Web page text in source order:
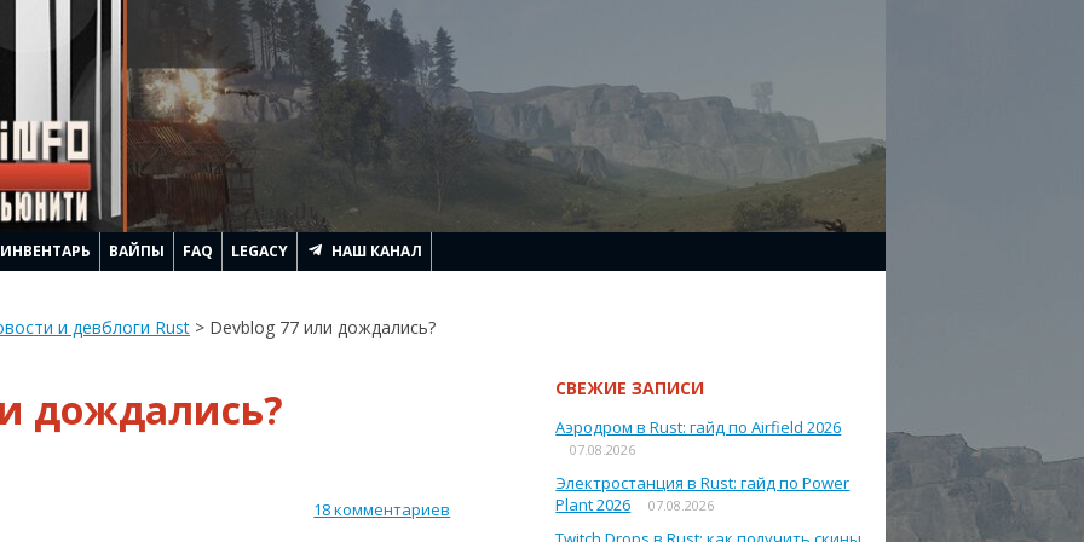
ДОМ
ИНВЕНТАРЬ ВАЙПЫ FAQ LEGACY НАШ КАНАЛ
и девблоги Rust > Devblog 77 или дождались?
дождались?
18 комментариев
СВЕЖИЕ ЗАПИСИ
Аэродром в Rust: гайд по Airfield 2026
07.08.2026
Электростанция в Rust: гайд по Power
Plant 2026
07.08.2026